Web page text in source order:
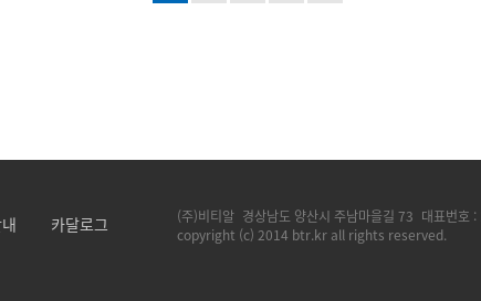
카달로그 (주)비티알 경상남도 양산시 주남마을길 73 대표번호 :
copyright (c) 2014 btr.kr all rights reserved.